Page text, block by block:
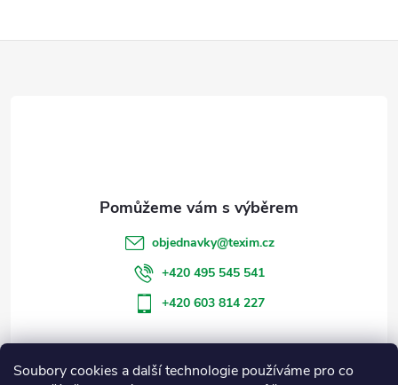
Soubory cookies a další technologie používáme pro co
objednavky@texim.cz
+420 495 545 541
+420 603 814 227